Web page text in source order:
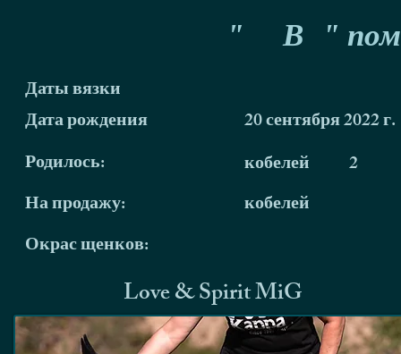
" В "
Даты вязки
Дата рождения
20 сентября 2022 г.
Родилось:
кобелей
2
На продажу:
кобелей
Окрас щенков:
Love & Spirit MiG